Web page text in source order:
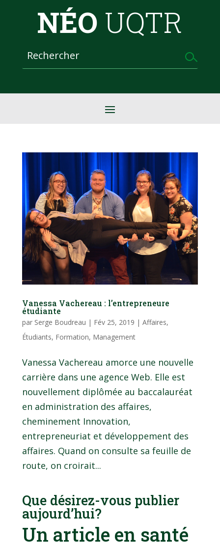
NÉO UQTR
Vanessa Vachereau : l’entrepreneure
étudiante
par Serge Boudreau | Fév 25, 2019 | Affaires,
Étudiants, Formation, Management
Vanessa Vachereau amorce une nouvelle
carrière dans une agence Web. Elle est
nouvellement diplômée au baccalauréat
en administration des affaires,
cheminement Innovation,
entrepreneuriat et développement des
affaires. Quand on consulte sa feuille de
route, on croirait...
Que désirez-vous publier
aujourd’hui?
Un article en santé